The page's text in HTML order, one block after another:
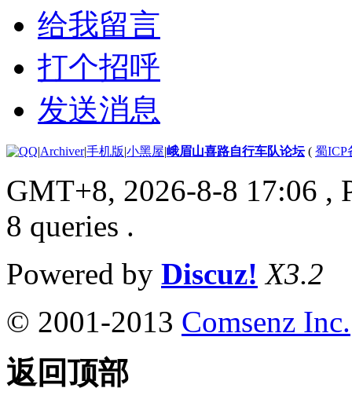
给我留言
打个招呼
发送消息
|Archiver|手机版|小黑屋|峨眉山喜路自行车队论坛( 蜀ICP
GMT+8, 2026-8-8 17:06 ,
8 queries .
Powered by Discuz! X3.2
© 2001-2013 Comsenz Inc.
返回顶部